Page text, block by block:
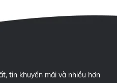
tin khuyến mãi và nhiều hơn